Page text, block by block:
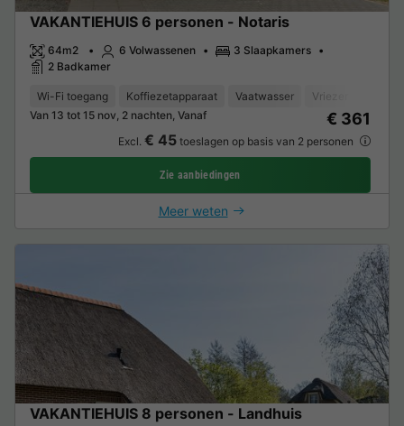
VAKANTIEHUIS 6 personen - Notaris
64m2 6 Volwassenen
3 Slaapkamers
2 Badkamer
Wi-Fi toegang Koffiezetapparaat Vaatwasser Vriezer
Van 13 tot 15 nov, 2 nachten, Vanaf
€ 361
Excl. € 45toeslagen op basis van 2 personen
Zie aanbiedingen
Meer weten
VAKANTIEHUIS 8 personen - Landhuis